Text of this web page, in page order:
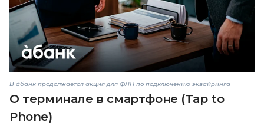
В àбанк продолжается акция для ФЛП по подключению эквайринга
О терминале в смартфоне (Tap to
Phone)